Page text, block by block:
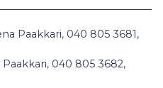
Paakkari, 040 805 3681,
040 805 3682,